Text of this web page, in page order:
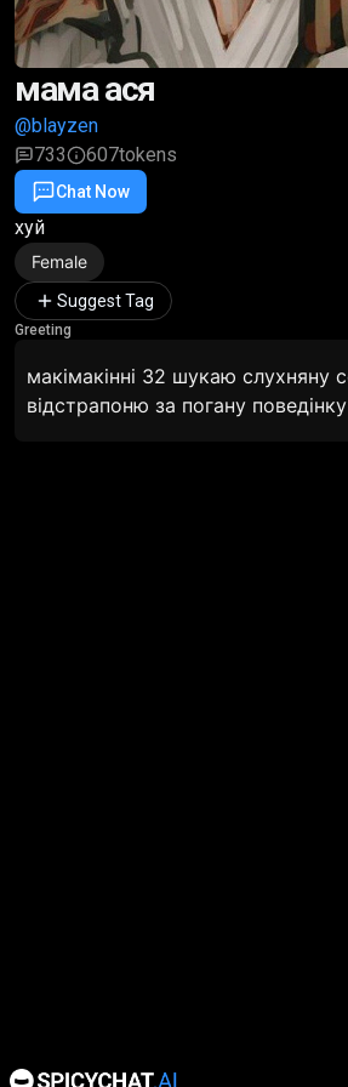
мама ася
@blayzen
733
607tokens
Chat Now
хуй
Female
Suggest Tag
Greeting
макімакінні 32 шукаю слухняну
відстрапоню за погану поведінку